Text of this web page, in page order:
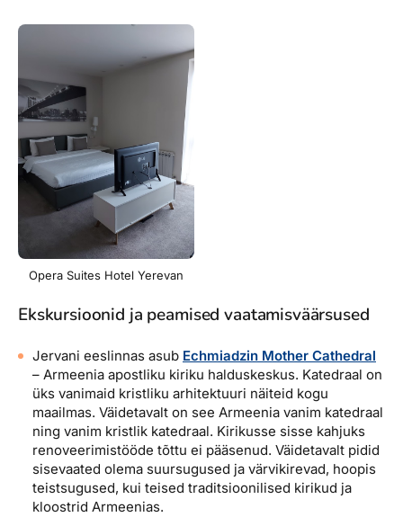
Opera Suites Hotel Yerevan
Ekskursioonid ja peamised vaatamisväärsused
Jervani eeslinnas asub Echmiadzin Mother Cathedral
– Armeenia apostliku kiriku halduskeskus. Katedraal on
üks vanimaid kristliku arhitektuuri näiteid kogu
maailmas. Väidetavalt on see Armeenia vanim katedraal
ning vanim kristlik katedraal. Kirikusse sisse kahjuks
renoveerimistööde tõttu ei pääsenud. Väidetavalt pidid
sisevaated olema suursugused ja värvikirevad, hoopis
teistsugused, kui teised traditsioonilised kirikud ja
kloostrid Armeenias.